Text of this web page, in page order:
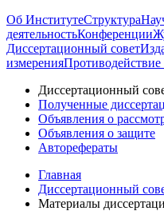
Об ИнститутеСтруктура
деятельностьКонференции
Диссертационный совет
измерения
Диссертационный
Полученные
Объявления о
Объявления о защите
Авторефераты
Главная
Диссертационный
Материалы